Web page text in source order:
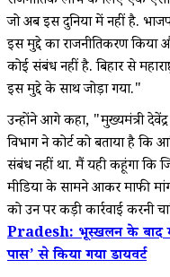
जो अब इस दुनिया में नहीं है.
इस मुद्दे का राजनीतिकरण
कोई संबंध नहीं है. बिहार से
इस मुद्दे के साथ जोड़ा गया."
उन्होंने आगे कहा, "मुख्यमंत्री
विभाग ने कोर्ट को बताया है कि
संबंध नहीं था. मैं यही कहूंगा कि
मीडिया के सामने आकर माफी
को उन पर कड़ी कार्रवाई करनी
Pradesh: भूस्खलन के बाद
पास’ से किया गया डायवर्ट